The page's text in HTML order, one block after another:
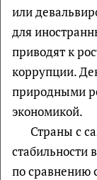
или
для
приводят к
коррупции.
природными
экономикой.
Страны с
стабильности
по сравнению